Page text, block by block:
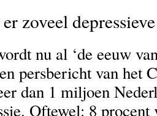
zoveel
nu al ‘de eeuw
persbericht van het
dan 1 miljoen
Oftewel: 8 procent